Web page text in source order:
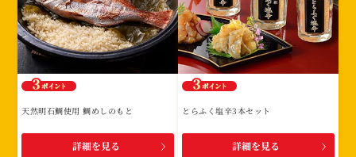
天然明石鯛使用 鯛めしのもと
詳細を見る
とらふく塩辛3本セット
詳細を見る